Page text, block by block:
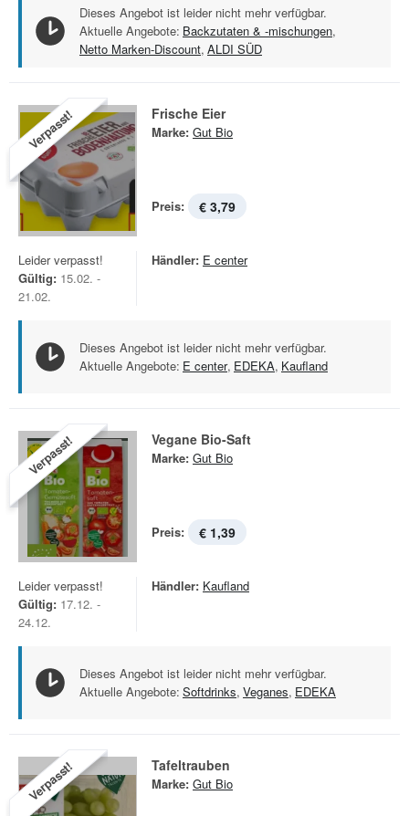
Dieses Angebot ist leider nicht mehr verfügbar.
Aktuelle Angebote: Backzutaten & -mischungen,
Netto Marken-Discount, ALDI SÜD
Verpasst! Frische Eier
Marke: Gut Bio
Preis: € 3,79
Leider verpasst!
Gültig: 15.02. -
21.02.
Händler: E center
Dieses Angebot ist leider nicht mehr verfügbar.
Aktuelle Angebote: E center, EDEKA, Kaufland
Verpasst! Vegane Bio-Saft
Marke: Gut Bio
Preis: € 1,39
Leider verpasst!
Gültig: 17.12. -
24.12.
Händler: Kaufland
Dieses Angebot ist leider nicht mehr verfügbar.
Aktuelle Angebote: Softdrinks, Veganes, EDEKA
Verpasst! Tafeltrauben
Marke: Gut Bio